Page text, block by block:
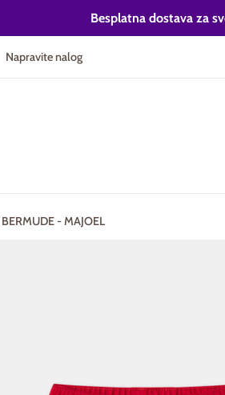
Besplatna dostava za
Napravite nalog
BERMUDE - MAJOEL